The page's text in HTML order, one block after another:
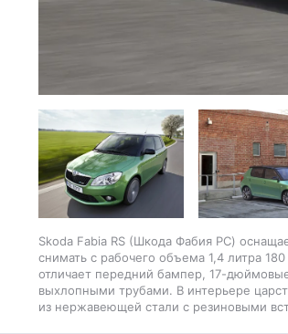
Skoda Fabia RS (Шкода Фабия РС)
снимать с рабочего объема 1,4 литра
отличает передний бампер, 17-
выхлопными трубами. В интерьере
из нержавеющей стали с резиновыми